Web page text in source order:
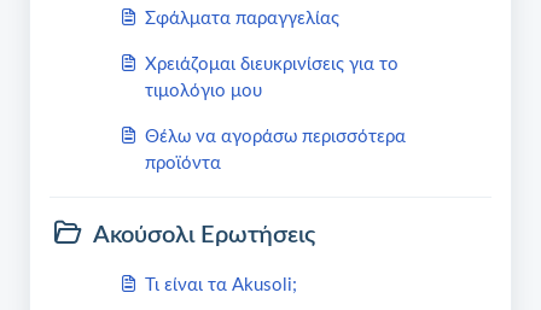
Σφάλματα παραγγελίας
Χρειάζομαι διευκρινίσεις για το
τιμολόγιο μου
Θέλω να αγοράσω περισσότερα
προϊόντα
Ακούσολι Ερωτήσεις
Τι είναι τα Akusoli;